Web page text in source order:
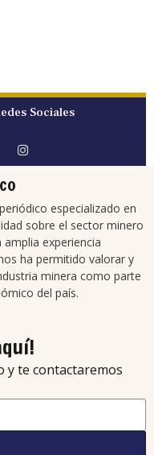
Sociales
especializado en
sobre el sector minero
experiencia
ha permitido valorar y
minera como parte
del país.
y te contactaremos